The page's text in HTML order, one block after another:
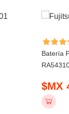
Batería
$MX